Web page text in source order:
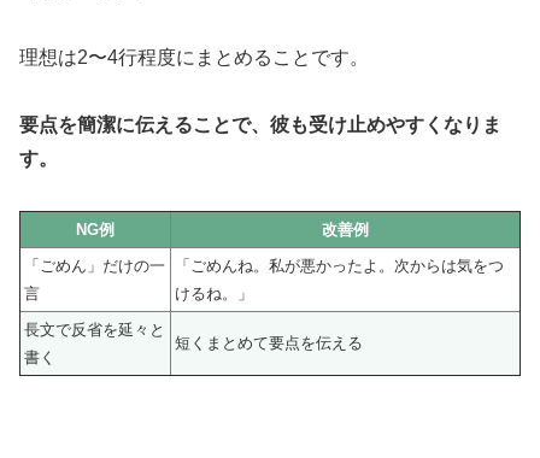
理想は2〜4行程度にまとめることです。
要点を簡潔に伝えることで、彼も受け止めやすくなりま
す。
NG例
改善例
「ごめん」だけの一
言
「ごめんね。私が悪かったよ。次からは気をつ
けるね。」
長文で反省を延々と
書く
短くまとめて要点を伝える